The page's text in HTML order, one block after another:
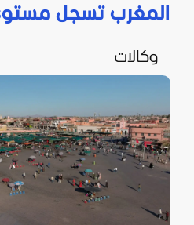
المغرب تسجل
وكالات